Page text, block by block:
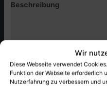
Wir
Diese Webseite verwendet
Funktion der Webseite erforderlich
Nutzerfahrung zu verbessern und
HINTEN
Beschreibung
Produktsicherheit (GPSR)
Original BMW Ersatzteil neu,
ect.